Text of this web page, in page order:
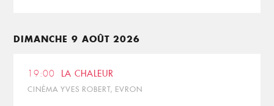
DIMANCHE 9 AOÛT 2026
19:00 LA CHALEUR
CINÉMA YVES ROBERT, EVRON